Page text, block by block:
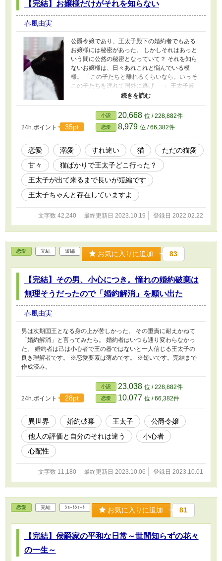
【完結】お嬢様だけがそれを知らない
春風由実
公爵令嬢であり、王太子殿下の婚約者でもある
お嬢様には秘密があった。 しかしそれはあっと
いう間に公然の秘密となっていて？ それを知ら
ないお嬢様は、日々あれこれと悩んでいる模
様。 「この子たちと離れるくらいなら。いっそ
この子たちを連れて国外に逃げ──」 王太子殿
下、サプライズとか言っている場合ではなくな
りました！ 今すぐ、対応してください！今すぐ
です！ ※ゆるゆると不定期更新予定です。
※2022.2.22のスペシャルな猫の日にどうしても
投稿したかっただけ。 ※カクヨムにも投稿して
います。 世界中の猫が幸せでありますように。
にゃん。にゃんにゃん。にゃん。にゃんにゃ
ん。にゃ～。
24h.ポイント 35pt
小説 20,668 位 / 228,882件
恋愛 8,979 位 / 66,382件
恋愛 溺愛 すれ違い 猫
ただの猫愛
甘々
猫ばかりで王太子どこ行った？
王太子が出て来るまで長いが短編です
王太子ちゃんと存在していますよ
文字数 42,240 最終更新日 2023.10.19 登録日 2022.02.22
恋愛 完結 短編 お気に入りに追加 83
【完結】その男、小心につき。憧れの婚約破棄は
無理そうだったので「婚約解消」を願い出た
春風由実
男は次期国王となる身の上が苦しかった。 その重責に耐えかねて
「婚約解消」と言ってみたら。 婚約者はいつも通り変わらなかっ
た。 婚約者は己は小心者で王の器ではないと一人信じる王太子の
良き理解者です。 ※恋愛要素は薄めです。 ※短いです。完結まで
作成済み。
24h.ポイント 28pt
小説 23,038 位 / 228,882件
恋愛 10,077 位 / 66,382件
異世界 婚約破棄 王太子
公爵令嬢
他人の評価と自分のそれは違う
小心者
心配性
文字数 11,180 最終更新日 2023.10.06 登録日 2023.10.01
恋愛 完結 ｼｮｰﾄｼｮｰﾄ お気に入りに追加 81
【完結】侯爵家の平和な日常～世間知らずの花々
の一生～